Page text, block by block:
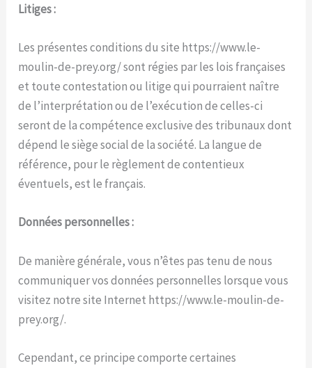
Litiges :
Les présentes conditions du site https://www.le-
moulin-de-prey.org/ sont régies par les lois françaises
et toute contestation ou litige qui pourraient naître
de l’interprétation ou de l’exécution de celles-ci
seront de la compétence exclusive des tribunaux dont
dépend le siège social de la société. La langue de
référence, pour le règlement de contentieux
éventuels, est le français.
Données personnelles :
De manière générale, vous n’êtes pas tenu de nous
communiquer vos données personnelles lorsque vous
visitez notre site Internet https://www.le-moulin-de-
prey.org/.
Cependant, ce principe comporte certaines